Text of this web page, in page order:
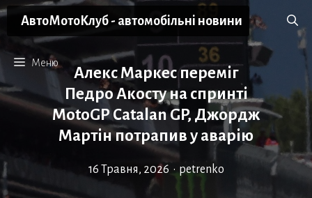
Перейти
вмісту
АвтоМотоКлуб - автомобільні новини
Меню
Алекс Маркес переміг
Педро Акосту на спринті
MotoGP Catalan GP, Джордж
Мартін потрапив у аварію
16 Травня, 2026 • petrenko